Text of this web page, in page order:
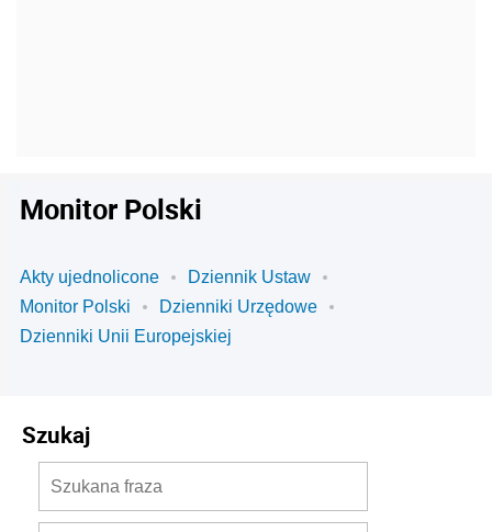
Monitor Polski
Akty ujednolicone
Dziennik Ustaw
Monitor Polski
Dzienniki Urzędowe
Dzienniki Unii Europejskiej
Szukaj